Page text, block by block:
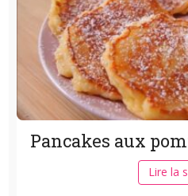
Pancakes aux
Lire la